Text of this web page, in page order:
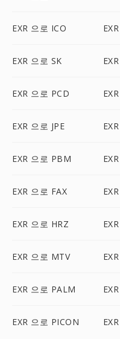
EXR 으로 ICO
EXR 으로 SK
EXR 으로 PCD
EXR 으로 JPE
EXR 으로 PBM
EXR 으로 FAX
EXR 으로 HRZ
EXR 으로 MTV
EXR 으로 PALM
EXR 으로 PICON